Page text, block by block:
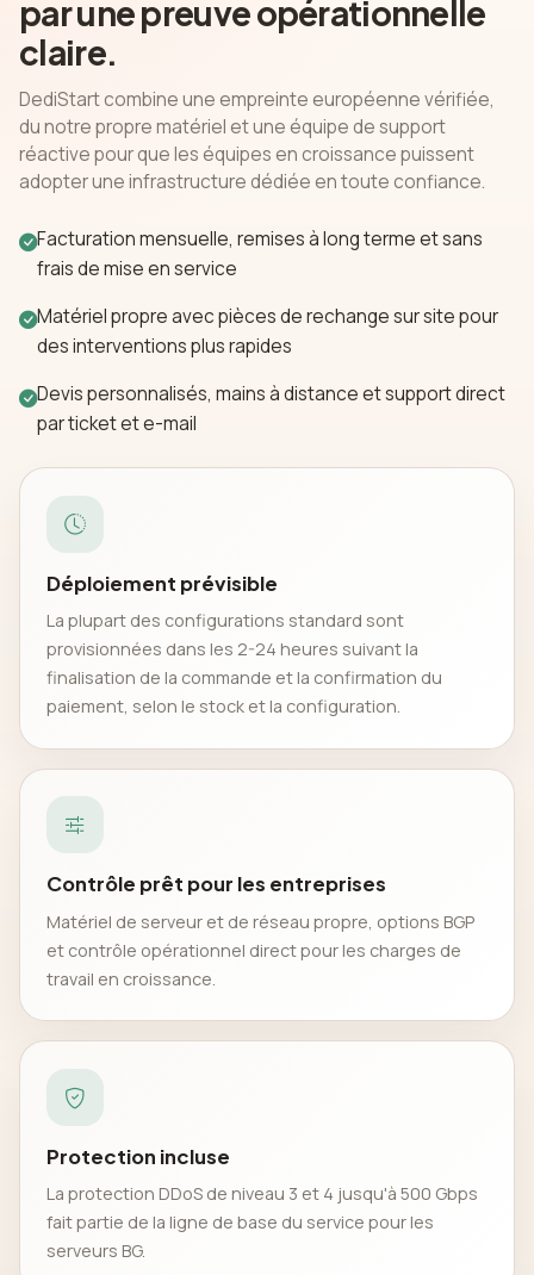
par une preuve opérationnelle
claire.
DediStart combine une empreinte européenne vérifiée,
du notre propre matériel et une équipe de support
réactive pour que les équipes en croissance puissent
adopter une infrastructure dédiée en toute confiance.
Facturation mensuelle, remises à long terme et sans
frais de mise en service
Matériel propre avec pièces de rechange sur site pour
des interventions plus rapides
Devis personnalisés, mains à distance et support direct
par ticket et e-mail
Déploiement prévisible
La plupart des configurations standard sont
provisionnées dans les 2-24 heures suivant la
finalisation de la commande et la confirmation du
paiement, selon le stock et la configuration.
Contrôle prêt pour les entreprises
Matériel de serveur et de réseau propre, options BGP
et contrôle opérationnel direct pour les charges de
travail en croissance.
Protection incluse
La protection DDoS de niveau 3 et 4 jusqu'à 500 Gbps
fait partie de la ligne de base du service pour les
serveurs BG.